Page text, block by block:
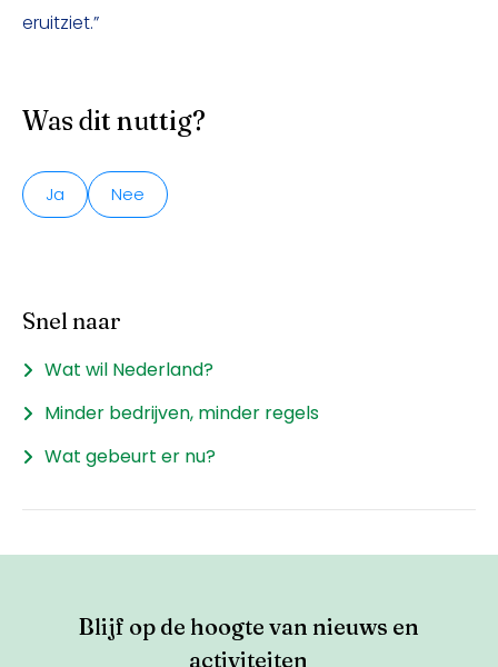
eruitziet.”
Was dit nuttig?
Ja Nee
Snel naar
Wat wil Nederland?
Minder bedrijven, minder regels
Wat gebeurt er nu?
Blijf op de hoogte van nieuws en
activiteiten